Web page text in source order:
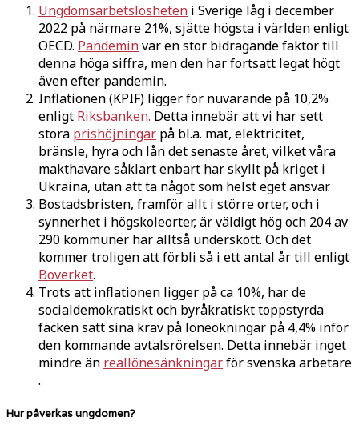
Ungdomsarbetslösheten i Sverige låg i december
2022 på närmare 21%, sjätte högsta i världen enligt
OECD. Pandeminvar en stor bidragande faktor till
denna höga siffra, men den har fortsatt legat högt
även efter pandemin.
Inflationen (KPIF) ligger för nuvarande på 10,2%
enligt Riksbanken. Detta innebär att vi har sett
stora prishöjningar på bl.a. mat, elektricitet,
bränsle, hyra och lån det senaste året, vilket våra
makthavare såklart enbart har skyllt på kriget i
Ukraina, utan att ta något som helst eget ansvar.
Bostadsbristen, framför allt i större orter, och i
synnerhet i högskoleorter, är väldigt hög och 204 av
290 kommuner har alltså underskott. Och det
kommer troligen att förbli så i ett antal år till enligt
Boverket.
Trots att inflationen ligger på ca 10%, har de
socialdemokratiskt och byråkratiskt toppstyrda
facken satt sina krav på löneökningar på 4,4% inför
den kommande avtalsrörelsen. Detta innebär inget
mindre än reallönesänkningarför svenska arbetare
.
Hur påverkas ungdomen?